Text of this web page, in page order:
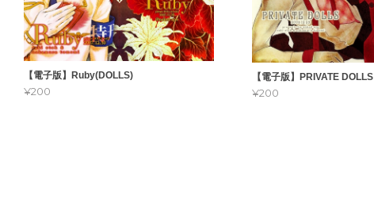
【電子版】Ruby(DOLLS)
¥200
【電子版】PRIVATE DOLLS
¥200